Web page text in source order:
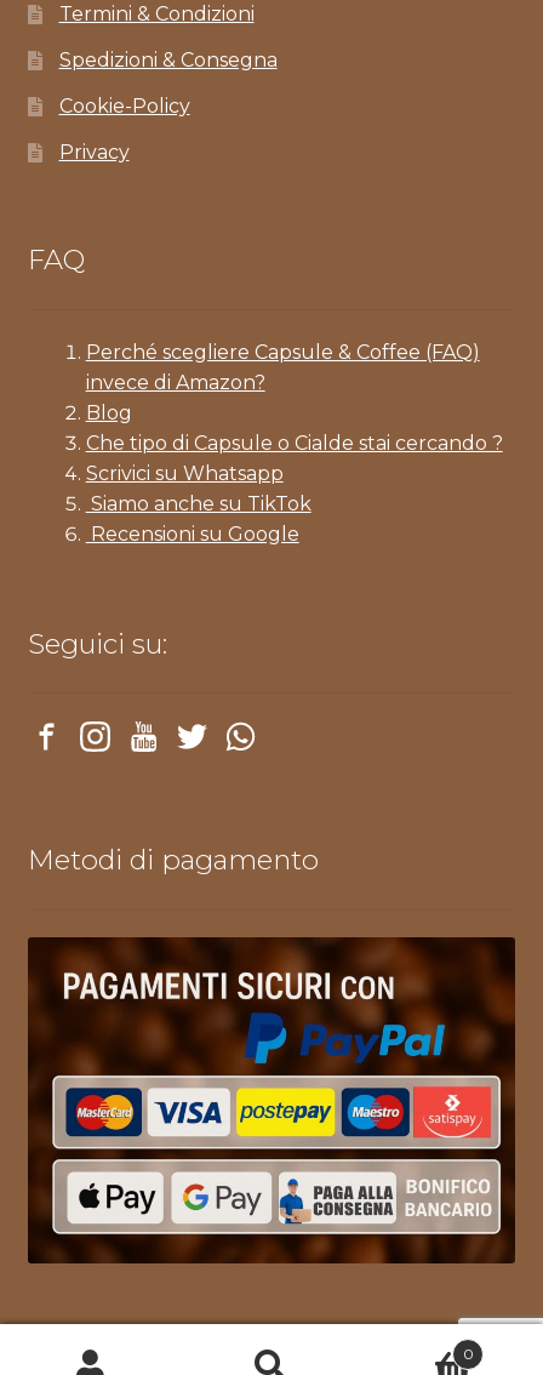
Termini & Condizioni
Spedizioni & Consegna
Cookie-Policy
Privacy
FAQ
Perché scegliere Capsule & Coffee (FAQ)
invece di Amazon?
Blog
Che tipo di Capsule o Cialde stai cercando ?
Scrivici su Whatsapp
Siamo anche su TikTok
Recensioni su Google
Seguici su:
Metodi di pagamento
0